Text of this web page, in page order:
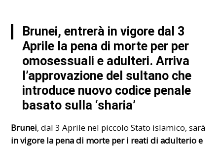
Brunei, entrerà in vigore dal 3
Aprile la pena di morte per per
omosessuali e adulteri. Arriva
l’approvazione del sultano che
introduce nuovo codice penale
basato sulla ‘sharia’
Brunei, dal 3 Aprile nel piccolo Stato islamico, sarà
in vigore la pena di morte per i reati di adulterio e